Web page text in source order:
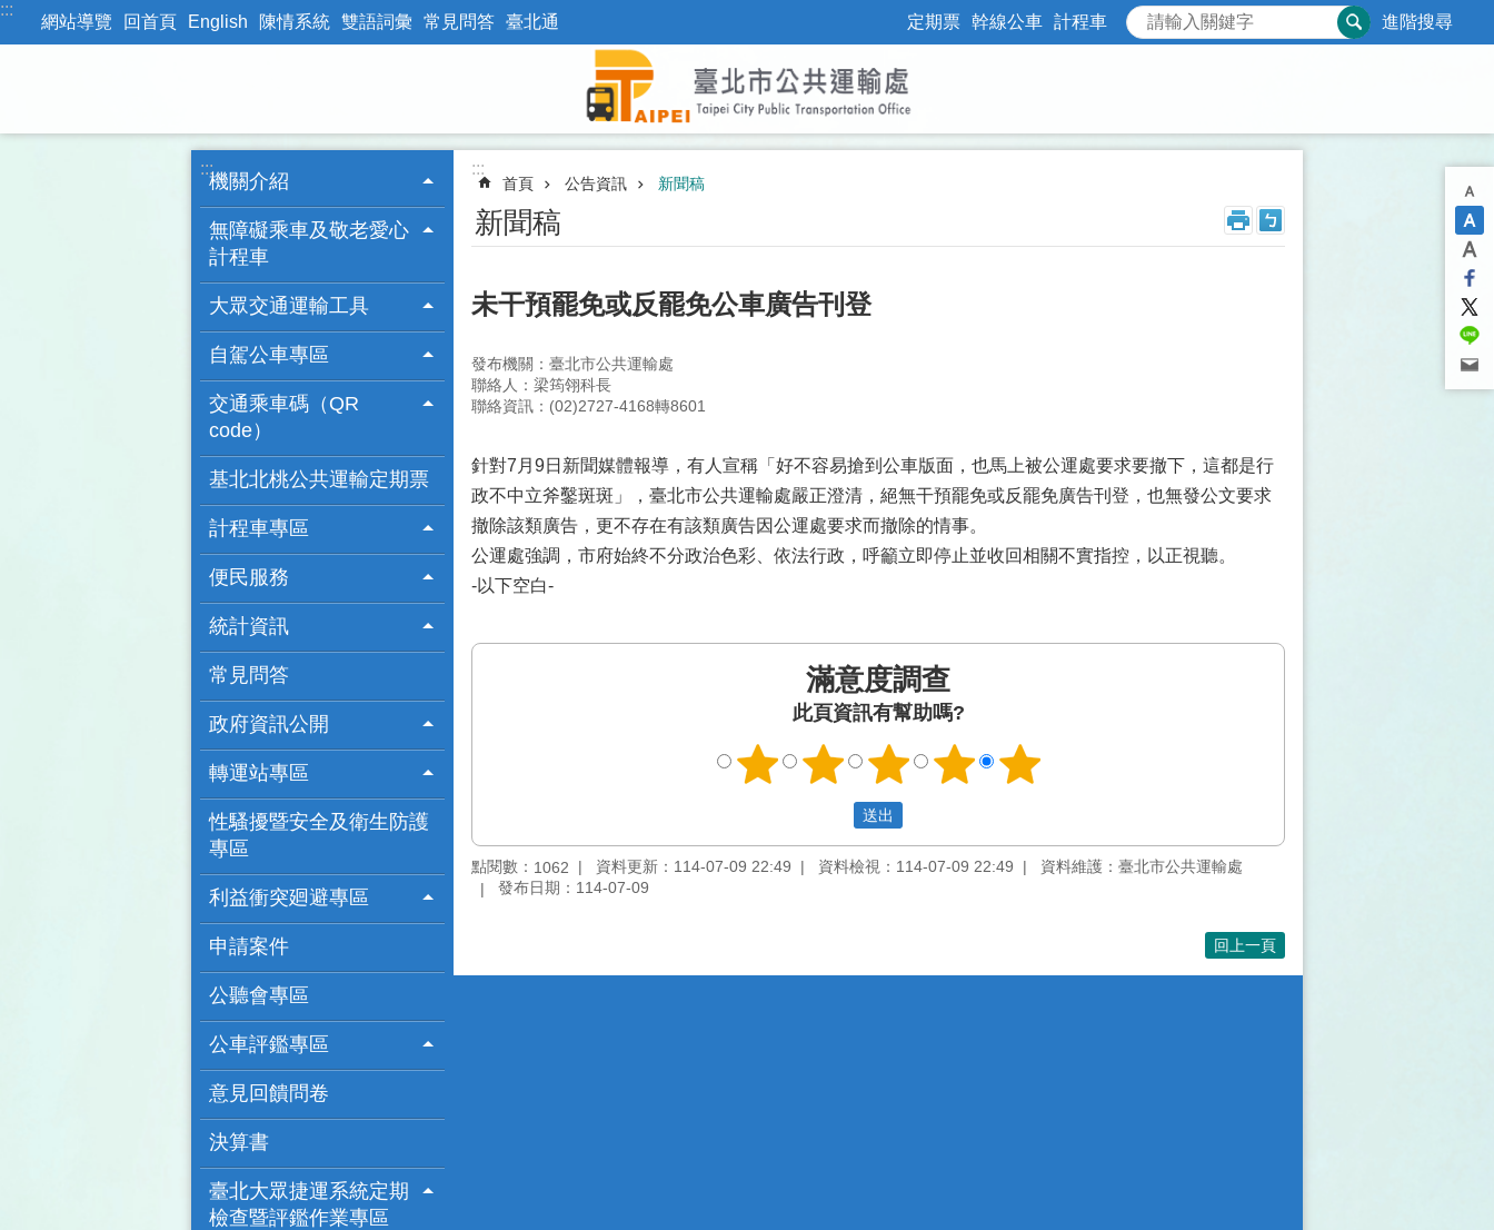
跳到主要內容區塊
:::
網站導覽 回首頁 English 陳情系統 雙語詞彙 常見問答 臺北通 定期票 幹線公車 計程車 進階搜尋
:::
機關介紹
無障礙乘車及敬老愛心
計程車
大眾交通運輸工具
自駕公車專區
交通乘車碼（QR
code）
基北北桃公共運輸定期票
計程車專區
便民服務
統計資訊
常見問答
政府資訊公開
轉運站專區
性騷擾暨安全及衛生防護
專區
利益衝突廻避專區
申請案件
公聽會專區
公車評鑑專區
意見回饋問卷
決算書
臺北大眾捷運系統定期
檢查暨評鑑作業專區
:::
首頁 公告資訊 新聞稿
新聞稿
未干預罷免或反罷免公車廣告刊登
發布機關：臺北市公共運輸處
聯絡人：梁筠翎科長
聯絡資訊：(02)2727-4168轉8601
針對7月9日新聞媒體報導，有人宣稱「好不容易搶到公車版面，也馬上被公運處要求要撤下，這都是行
政不中立斧鑿斑斑」，臺北市公共運輸處嚴正澄清，絕無干預罷免或反罷免廣告刊登，也無發公文要求
撤除該類廣告，更不存在有該類廣告因公運處要求而撤除的情事。
公運處強調，市府始終不分政治色彩、依法行政，呼籲立即停止並收回相關不實指控，以正視聽。
-以下空白-
滿意度調查
此頁資訊有幫助嗎?
點閱數： 1062 資料更新：114-07-09 22:49 資料檢視：114-07-09 22:49
資料維護：臺北市公共運輸處
發布日期：114-07-09
回上一頁